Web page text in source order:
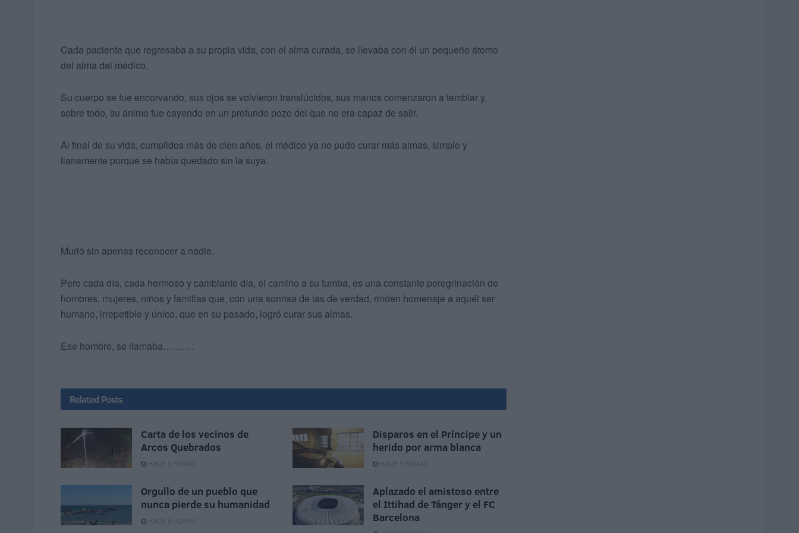
Cada paciente que regresaba a su propia vida, con el alma curada, se llevaba con él un pequeño átomo
del alma del médico.
Su cuerpo se fue encorvando, sus ojos se volvieron translúcidos, sus manos comenzaron a temblar y,
sobre todo, su ánimo fue cayendo en un profundo pozo del que no era capaz de salir.
Al final de su vida, cumplidos más de cien años, el médico ya no pudo curar más almas, simple y
llanamente porque se había quedado sin la suya.
Murió sin apenas reconocer a nadie.
Pero cada día, cada hermoso y cambiante día, el camino a su tumba, es una constante peregrinación de
hombres, mujeres, niños y familias que, con una sonrisa de las de verdad, rinden homenaje a aquél ser
humano, irrepetible y único, que en su pasado, logró curar sus almas.
Ese hombre, se llamaba……….
Related Posts
Carta de los vecinos de
Arcos Quebrados
HACE 5 HORAS
Disparos en el Príncipe y un
herido por arma blanca
HACE 5 HORAS
Orgullo de un pueblo que
nunca pierde su humanidad
HACE 5 HORAS
Aplazado el amistoso entre
el Ittihad de Tánger y el FC
Barcelona